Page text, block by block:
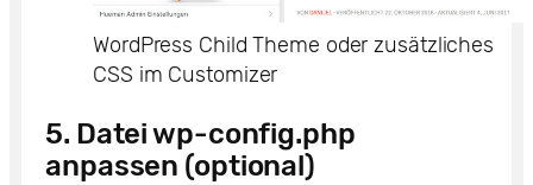
WordPress Child Theme oder zusätzliches
CSS im Customizer
5. Datei wp-config.php
anpassen (optional)